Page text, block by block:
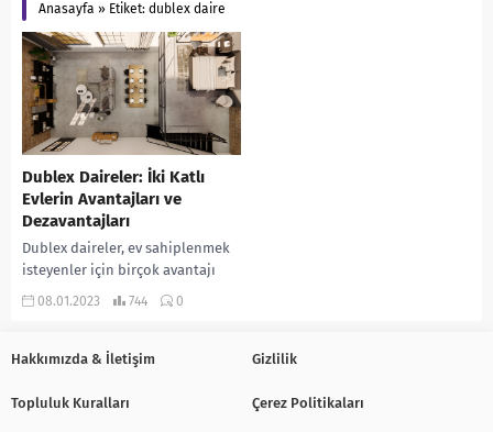
Anasayfa » Etiket: dublex daire
Dublex Daireler: İki Katlı
Evlerin Avantajları ve
Dezavantajları
Dublex daireler, ev sahiplenmek
isteyenler için birçok avantajı
olan iki katlı evlerdir. Bu tür
08.01.2023 744 0
Hakkımızda & İletişim Gizlilik
Topluluk Kuralları Çerez Politikaları